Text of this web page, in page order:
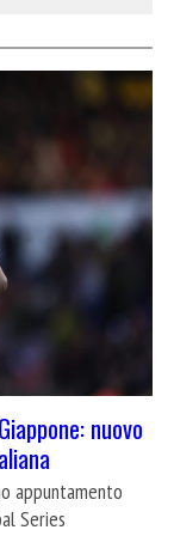
nuovo
appuntamento
Series